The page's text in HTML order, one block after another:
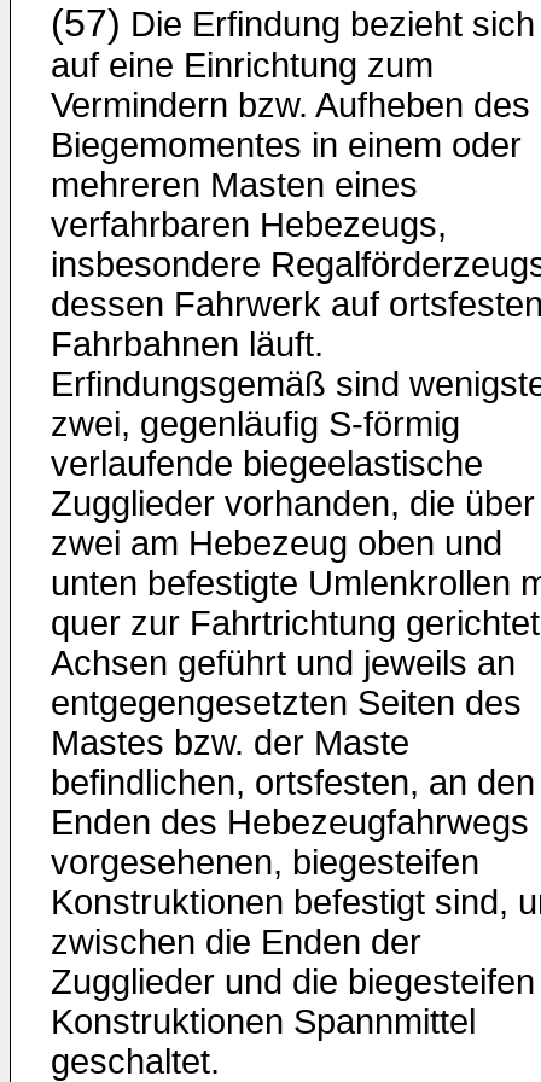
(57) Die Erfindung bezieht sich
auf eine Einrichtung zum
Vermindern bzw. Aufheben des
Biegemomentes in einem oder
mehreren Masten eines
verfahrbaren Hebezeugs,
insbesondere
dessen Fahrwerk auf
Fahrbahnen läuft.
Erfindungsgemäß sind
zwei, gegenläufig S-förmig
verlaufende biege­elastische
Zugglieder vorhanden, die
zwei am Hebezeug oben und
unten befestigte Umlenkrollen
quer zur Fahrtrich­tung
Achsen geführt und jeweils an
entgegen­gesetzten Seiten des
Mastes bzw. der Maste
befindlichen, orts­festen, an den
Enden des Hebezeugfahrwegs
vorgesehenen, biegesteifen
Konstruktionen befestigt sind,
zwischen die Enden der
Zugglieder und die biegesteifen
Konstruktionen Spannmittel
geschaltet.